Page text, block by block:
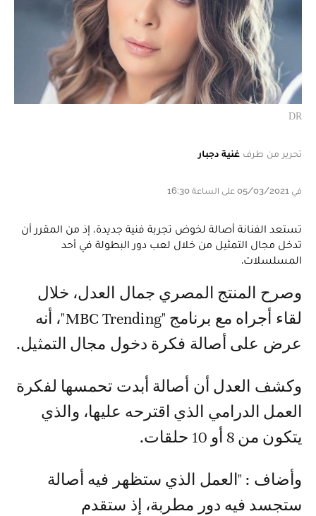
DR
تحرير من طرف غنية دجبار
في 05/03/2021 على الساعة 16:30
تستعد الفنانة أصالة لخوض تجربة فنية جديدة، إذ من المقرر أن
تدخل مجال التمثيل من خلال لعب دور البطولة في أحد
المسلسلات.
وصرح المنتج المصري جمال العدل، خلال
لقاء أجراه مع برنامج "MBC Trending"، أنه
عرض على أصالة فكرة دخول مجال التمثيل.
وكشف العدل أن أصالة أبدت تحمسها لفكرة
العمل الدرامي الذي اقترحه عليها، والذي
يتكون من 8 أو 10 حلقات.
وأضاف : "العمل الذي ستظهر فيه أصالة
ستجسد فيه دور مطربة، إذ ستقدم